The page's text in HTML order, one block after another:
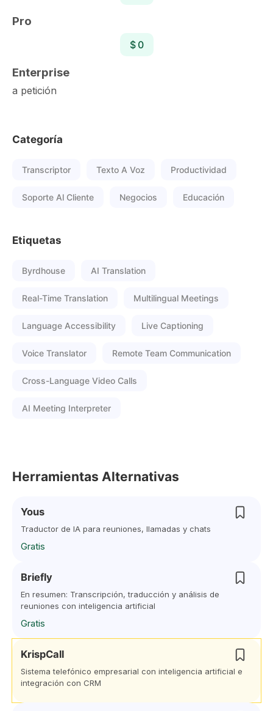
Pro
$ 0
Enterprise
a petición
Categoría
Transcriptor Texto A Voz Productividad
Soporte Al Cliente Negocios Educación
Etiquetas
Byrdhouse AI Translation
Real-Time Translation Multilingual Meetings
Language Accessibility Live Captioning
Voice Translator Remote Team Communication
Cross-Language Video Calls
AI Meeting Interpreter
Herramientas Alternativas
Yous
Traductor de IA para reuniones, llamadas y chats
Gratis
Briefly
En resumen: Transcripción, traducción y análisis de
reuniones con inteligencia artificial
Gratis
KrispCall
Sistema telefónico empresarial con inteligencia artificial e
integración con CRM